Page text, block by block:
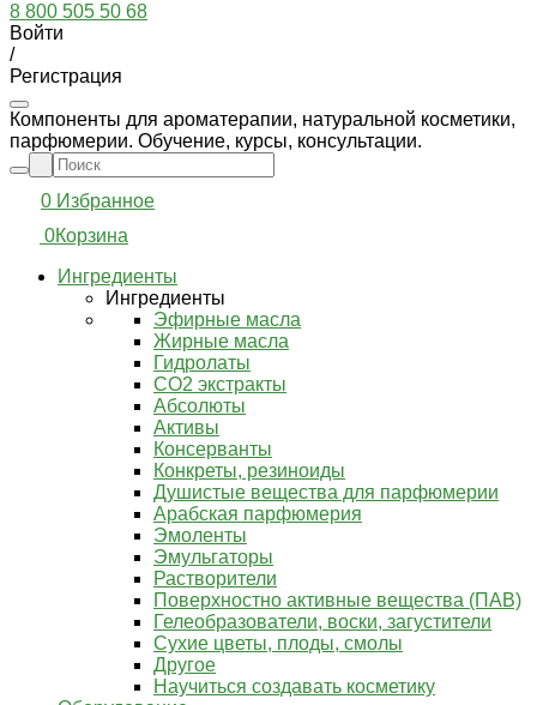
8 800 505 50 68
Войти
/
Регистрация
Компоненты для ароматерапии, натуральной косметики,
парфюмерии. Обучение, курсы, консультации.
0 Избранное
0Корзина
Ингредиенты
Ингредиенты
Эфирные масла
Жирные масла
Гидролаты
СО2 экстракты
Абсолюты
Активы
Консерванты
Конкреты, резиноиды
Душистые вещества для парфюмерии
Арабская парфюмерия
Эмоленты
Эмульгаторы
Растворители
Поверхностно активные вещества (ПАВ)
Гелеобразователи, воски, загустители
Сухие цветы, плоды, смолы
Другое
Научиться создавать косметику